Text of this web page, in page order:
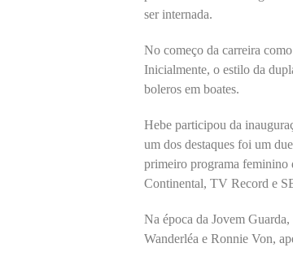
ser internada.
No começo da carreira
Inicialmente, o estilo da
boleros em boates.
Hebe participou da
um dos destaques foi um
primeiro programa feminino
Continental, TV Record e
Na época da Jovem
Wanderléa e Ronnie Von,